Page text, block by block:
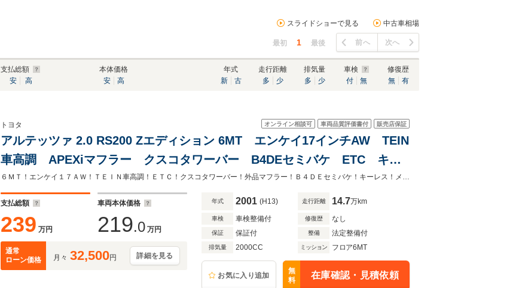
スライドショーで見る 中古車相場
最初 1 最後 前へ 次へ
支払総額
安
高
本体価格
安
高
年式
新
古
走行距離
多
少
排気量
多
少
車検
付
無
修復歴
無
有
オンライン相談可 車両品質評価書付 販売店保証
トヨタ
アルテッツァ 2.0 RS200 Zエディション 6MT エンケイ17インチAW TEIN
車高調 APEXiマフラー クスコタワーバー B4DEセミバケ ETC キー
レス ナビ フルセグ DVD再生 Bluetooth Bカメラ エアコン付
６ＭＴ！エンケイ１７ＡＷ！ＴＥＩＮ車高調！ＥＴＣ！クスコタワーバー！外品マフラー！Ｂ４ＤＥセミバケ！キーレス！メモリーナビ！フルセグ！DVD再生！Bluetooth！エアコン付！
支払総額
239 万円
車両本体価格
219.0 万円
通常
ローン価格
月々 32,500円 詳細を見る
年式 2001 (H13) 走行距離 14.7万km
車検 車検整備付 修復歴 なし
保証 保証付 整備 法定整備付
排気量 2000CC ミッション フロア6MT
お気に入り追加
無
料
在庫確認・見積依頼